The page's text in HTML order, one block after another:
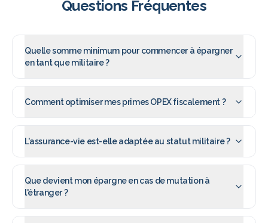
Questions Fréquentes
Quelle somme minimum pour commencer à épargner
en tant que militaire ?
Comment optimiser mes primes OPEX fiscalement ?
L'assurance-vie est-elle adaptée au statut militaire ?
Que devient mon épargne en cas de mutation à
l'étranger ?